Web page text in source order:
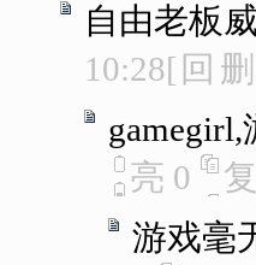
自由老板
10:28[ 回 删
亮 0
游戏毫